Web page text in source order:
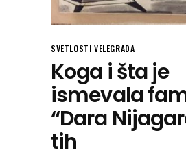
SVETLOSTI VELEGRADA
Koga i šta je
ismevala
“Dara
tih